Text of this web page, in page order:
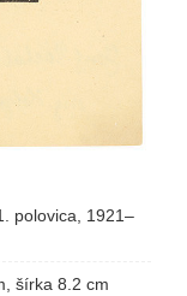
polovica, 1921–
šírka 8.2 cm